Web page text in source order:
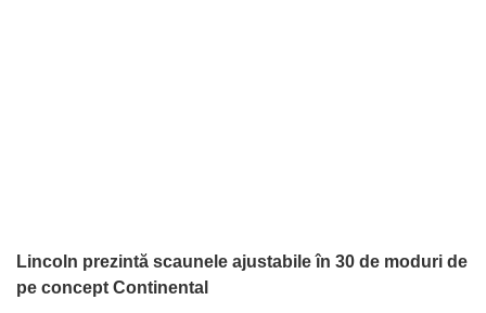
Lincoln prezintă scaunele ajustabile în 30 de moduri de
pe concept Continental